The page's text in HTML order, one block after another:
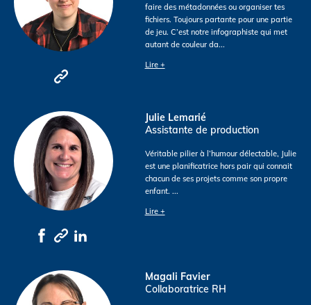
faire des métadonnées ou organiser tes
fichiers. Toujours partante pour une partie
de jeu. C’est notre infographiste qui met
autant de couleur da...
Lire +
Julie Lemarié
Assistante de production
Véritable pilier à l’humour délectable, Julie
est une planificatrice hors pair qui connait
chacun de ses projets comme son propre
enfant. ...
Lire +
Magali Favier
Collaboratrice RH